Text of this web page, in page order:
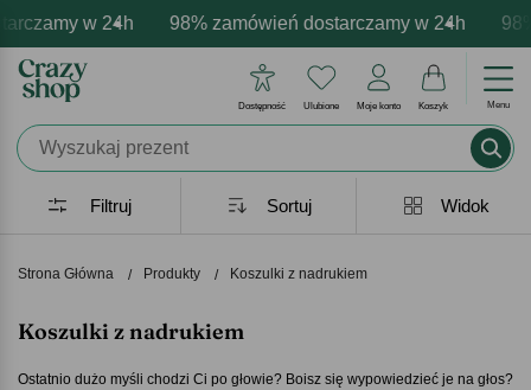
w 24h 98% zamówień dostarczamy w 24h 98%
produktów Profesjonalna i darmowa
- zawsze udane prezenty Prezentujemy pozytywne
Dostępność Ulubione Moje konto Koszyk Menu
Strona Główna Produkty Koszulki z nadrukiem
Koszulki z nadrukiem
Ostatnio dużo myśli chodzi Ci po głowie? Boisz się wypowiedzieć je na głos
Filtruj Widok
Sortuj